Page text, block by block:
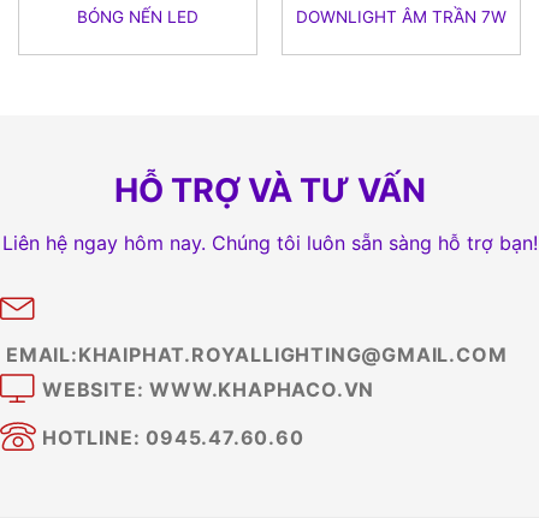
BÓNG NẾN LED DOWNLIGHT ÂM TRẦN 7W
HỖ TRỢ VÀ TƯ VẤN
Liên hệ ngay hôm nay. Chúng tôi luôn sẵn sàng hỗ trợ bạn!
EMAIL:KHAIPHAT.ROYALLIGHTING@GMAIL.COM
WEBSITE: WWW.KHAPHACO.VN
HOTLINE: 0945.47.60.60